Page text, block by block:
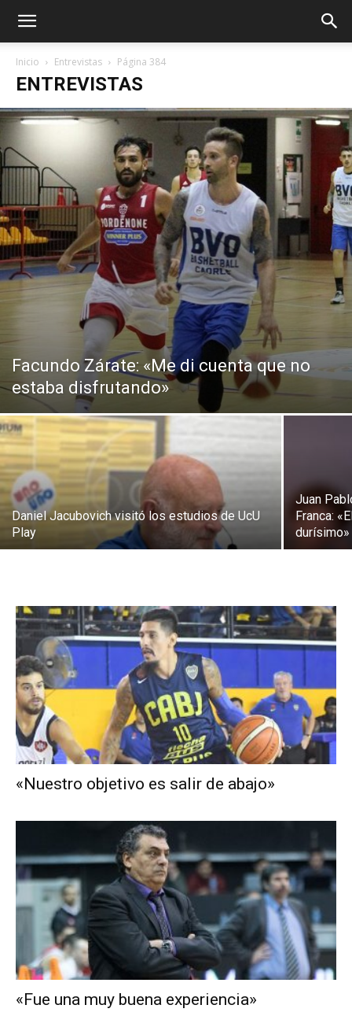
Inicio Entrevistas Página 384
ENTREVISTAS
Facundo Zárate: «Me di cuenta que no
estaba disfrutando»
Daniel Jacubovich visitó los estudios de UcU
Play
Juan
Franca:
durísimo»
«Nuestro objetivo es salir de abajo»
«Fue una muy buena experiencia»